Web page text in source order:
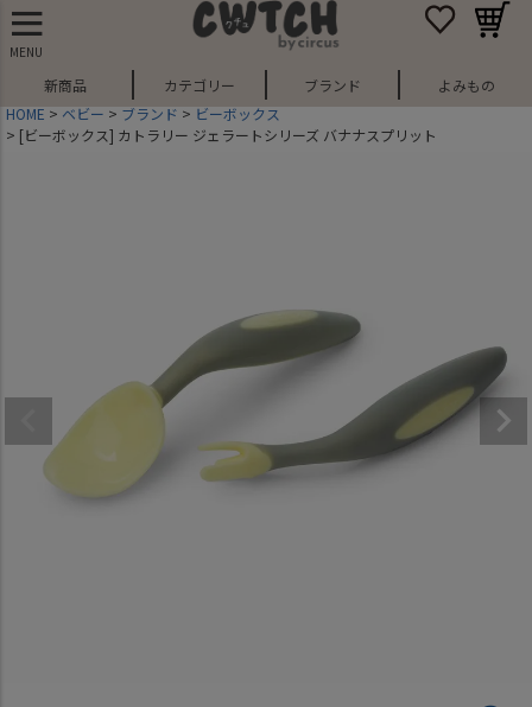
MENU
新商品 カテゴリー ブランド
よみもの
HOME
ベビー ブランド
ビーボックス
[ビーボックス] カトラリー ジェラートシリーズ バナナスプリット